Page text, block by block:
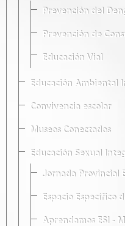
Prevención del
Prevención de
Educación Vial
Educación Ambiental
Convivencia escolar
Museos Conectados
Educación Sexual
Jornada Provincial
Espacio Específico
Aprendamos ESI -